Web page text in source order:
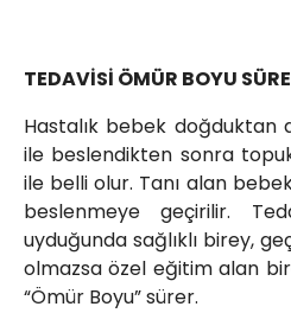
TEDAVİSİ ÖMÜR BOYU
Hastalık bebek
ile beslendikten sonra
ile belli olur. Tanı alan
beslenmeye geçirilir.
uyduğunda sağlıklı birey,
olmazsa özel eğitim alan
“Ömür Boyu” sürer.